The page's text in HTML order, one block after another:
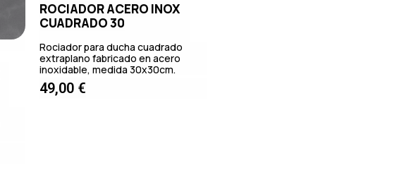
ROCIADOR ACERO INOX
CUADRADO 30
Rociador para ducha cuadrado
extraplano fabricado en acero
inoxidable, medida 30x30cm.
49,00 €